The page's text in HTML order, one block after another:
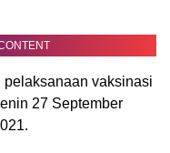
pelaksanaan vaksinasi
27 September